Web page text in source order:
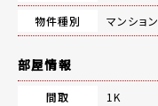
物件種別
マンション
部屋情報
間取
1K